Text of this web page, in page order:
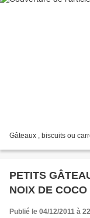
Gâteaux , biscuits ou
PETITS
NOIX DE COCO
Publié le 04/12/2011 à